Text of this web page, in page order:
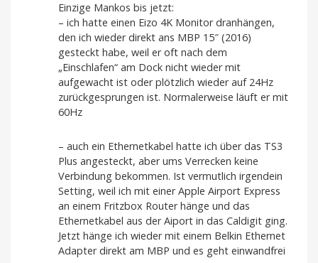
Einzige Mankos bis jetzt:
– ich hatte einen Eizo 4K Monitor dranhängen,
den ich wieder direkt ans MBP 15″ (2016)
gesteckt habe, weil er oft nach dem
„Einschlafen“ am Dock nicht wieder mit
aufgewacht ist oder plötzlich wieder auf 24Hz
zurückgesprungen ist. Normalerweise läuft er mit
60Hz
– auch ein Ethernetkabel hatte ich über das TS3
Plus angesteckt, aber ums Verrecken keine
Verbindung bekommen. Ist vermutlich irgendein
Setting, weil ich mit einer Apple Airport Express
an einem Fritzbox Router hänge und das
Ethernetkabel aus der Aiport in das Caldigit ging.
Jetzt hänge ich wieder mit einem Belkin Ethernet
Adapter direkt am MBP und es geht einwandfrei